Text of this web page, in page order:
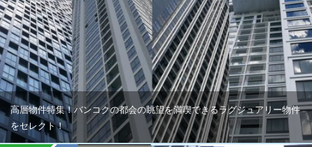
高層物件特集！バンコクの都会の眺望を満喫できるラグジュアリー物件
をセレクト！